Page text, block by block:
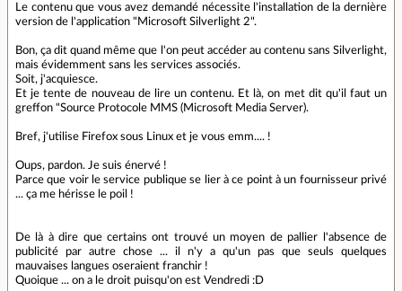
Le contenu que vous avez demandé nécessite l'installation de la dernière
version de l'application "Microsoft Silverlight 2".
Bon, ça dit quand même que l'on peut accéder au contenu sans Silverlight,
mais évidemment sans les services associés.
Soit, j'acquiesce.
Et je tente de nouveau de lire un contenu. Et là, on met dit qu'il faut un
greffon "Source Protocole MMS (Microsoft Media Server).
Bref, j'utilise Firefox sous Linux et je vous emm.... !
Oups, pardon. Je suis énervé !
Parce que voir le service publique se lier à ce point à un fournisseur privé
... ça me hérisse le poil !
De là à dire que certains ont trouvé un moyen de pallier l'absence de
publicité par autre chose ... il n'y a qu'un pas que seuls quelques
mauvaises langues oseraient franchir !
Quoique ... on a le droit puisqu'on est Vendredi :D